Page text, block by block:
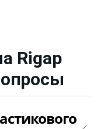
Rigap